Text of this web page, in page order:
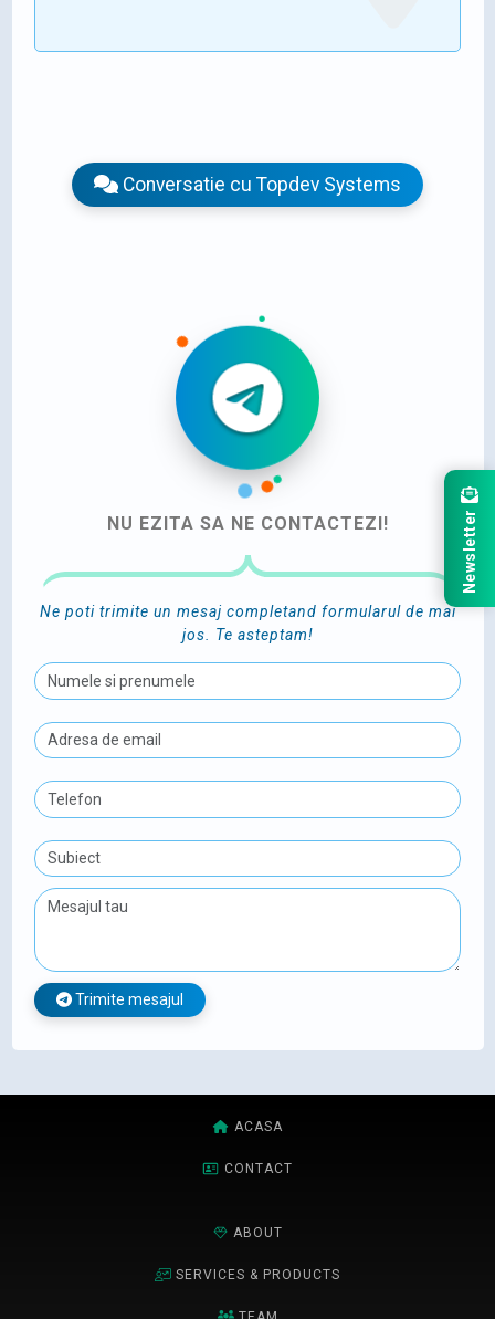
Conversatie cu Topdev Systems
NU EZITA SA NE CONTACTEZI!
Ne poti trimite un mesaj completand formularul de mai
jos. Te asteptam!
Trimite mesajul
ACASA
CONTACT
ABOUT
SERVICES & PRODUCTS
Newsletter